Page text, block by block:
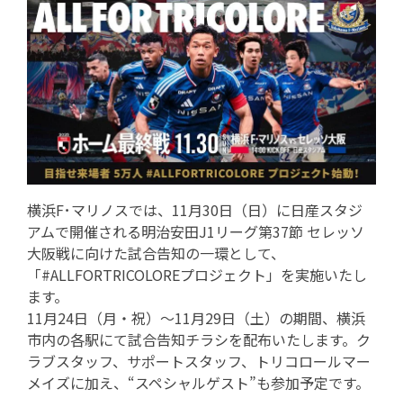
横浜F･マリノスでは、11月30日（日）に日産スタジ
アムで開催される明治安田J1リーグ第37節 セレッソ
大阪戦に向けた試合告知の一環として、
「#ALLFORTRICOLOREプロジェクト」を実施いたし
ます。
11月24日（月・祝）～11月29日（土）の期間、横浜
市内の各駅にて試合告知チラシを配布いたします。ク
ラブスタッフ、サポートスタッフ、トリコロールマー
メイズに加え、“スペシャルゲスト”も参加予定です。